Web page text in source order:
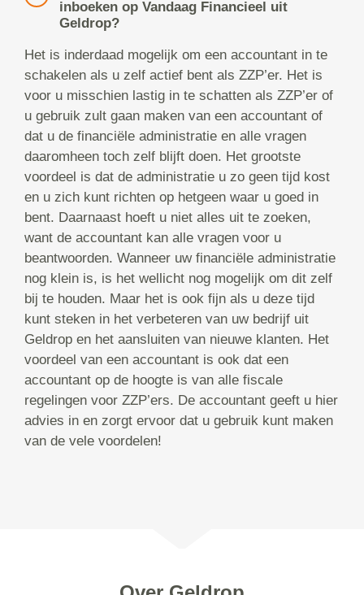
inboeken op Vandaag Financieel uit
Geldrop?
Het is inderdaad mogelijk om een accountant in te
schakelen als u zelf actief bent als ZZP’er. Het is
voor u misschien lastig in te schatten als ZZP’er of
u gebruik zult gaan maken van een accountant of
dat u de financiële administratie en alle vragen
daaromheen toch zelf blijft doen. Het grootste
voordeel is dat de administratie u zo geen tijd kost
en u zich kunt richten op hetgeen waar u goed in
bent. Daarnaast hoeft u niet alles uit te zoeken,
want de accountant kan alle vragen voor u
beantwoorden. Wanneer uw financiële administratie
nog klein is, is het wellicht nog mogelijk om dit zelf
bij te houden. Maar het is ook fijn als u deze tijd
kunt steken in het verbeteren van uw bedrijf uit
Geldrop en het aansluiten van nieuwe klanten. Het
voordeel van een accountant is ook dat een
accountant op de hoogte is van alle fiscale
regelingen voor ZZP’ers. De accountant geeft u hier
advies in en zorgt ervoor dat u gebruik kunt maken
van de vele voordelen!